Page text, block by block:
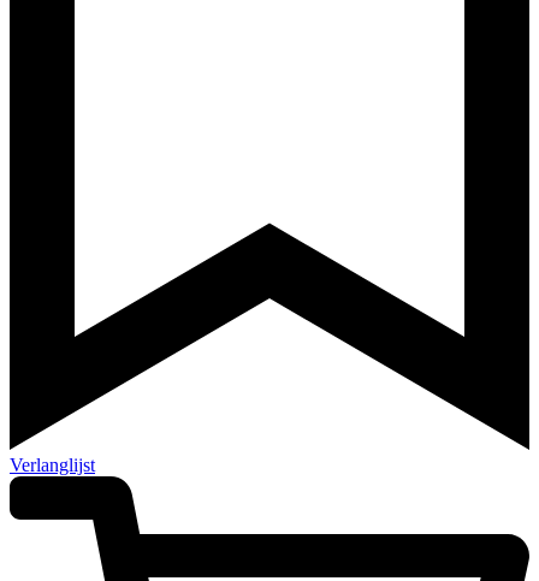
Verlanglijst